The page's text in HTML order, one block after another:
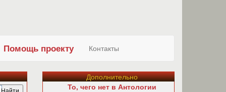
Помощь проекту Контакты
Дополнительно
То, чего нет в Антологии